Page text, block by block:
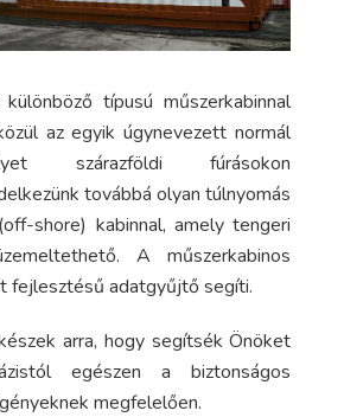
típusú műszerkabinnal
az egyik úgynevezett normál
szárazföldi fúrásokon
továbbá olyan túlnyomás
shore) kabinnal, amely tengeri
A műszerkabinos
fejlesztésű adatgyűjtő segíti.
arra, hogy segítsék Önöket
egészen a biztonságos
megfelelően.